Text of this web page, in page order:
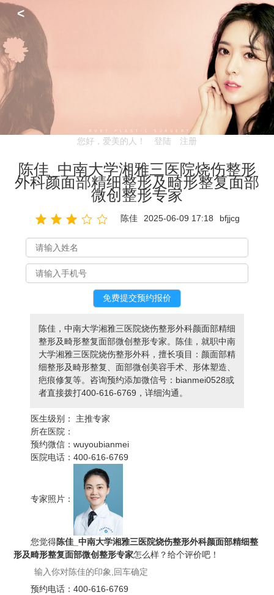
<
您好，爱美的人！ 登陆 注册
陈佳_中南大学湘雅三医院烧伤整形
外科颜面部精细整形及畸形整复面部
微创整形专家
陈佳 2025-06-09 17:18 bfjjcg
陈佳，中南大学湘雅三医院烧伤整形外科颜面部精细
整形及畸形整复面部微创整形专家。陈佳，就职中南
大学湘雅三医院烧伤整形外科，擅长项目：颜面部精
细整形及畸形整复、面部微创美容手术、形体塑造、
疤痕修复等。咨询预约添加微信号：bianmei0528或
者直接拨打400-616-6769，详细沟通。
医生级别：
主推专家
所在医院：
预约微信：wuyoubianmei
医院电话：400-616-6769
专家照片：
您觉得陈佳_中南大学湘雅三医院烧伤整形外科颜面部精细整
形及畸形整复面部微创整形专家怎么样？给个评价吧！
预约电话：400-616-6769